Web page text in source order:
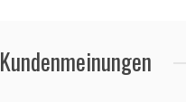
Kundenmeinungen